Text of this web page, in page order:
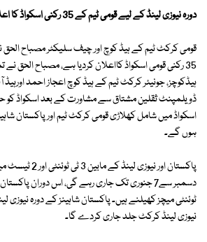
دورہ نیوزی لینڈ کے لیے قومی ٹیم کے 35 رکنی اسکواڈ کا اعلان کردیا گیا ہے۔
قومی کرکٹ ٹیم کے ہیڈ کوچ اور چیف سلیکٹر مصباح الحق
35 رکنی قومی اسکواڈ کااعلان کردیا ہے، مصباح الحق
ہیڈکوچز، جونیئر کرکٹ ٹیم کے ہیڈ کوچ اعجاز احمد اورہیڈ
ڈویلمپنٹ ثقلین مشتاق سے مشاورت کے بعد اسکواڈ
اسکواڈ میں شامل کھلاڑی قومی کرکٹ ٹیم اور پاکستان
ہوں گے۔
ٹوئنٹی میچز کھیلنے ہیں۔ پاکستان شاہینز کے دورہ
نیوزی لینڈ کرکٹ جلد جاری کردے گا۔